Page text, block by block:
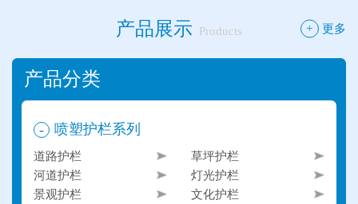
+
更多
产品展示 Products
产品分类
- 喷塑护栏系列
道路护栏
草坪护栏
河道护栏
灯光护栏
景观护栏
文化护栏